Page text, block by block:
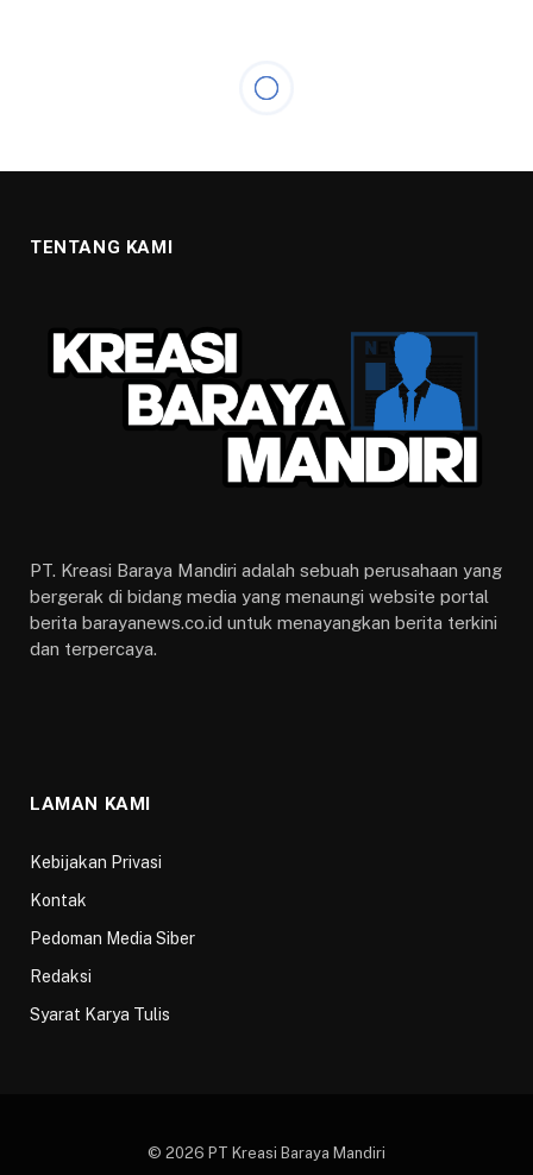
TENTANG KAMI
PT. Kreasi Baraya Mandiri adalah sebuah perusahaan yang
bergerak di bidang media yang menaungi website portal
berita barayanews.co.id untuk menayangkan berita terkini
dan terpercaya.
LAMAN KAMI
Kebijakan Privasi
Kontak
Pedoman Media Siber
Redaksi
Syarat Karya Tulis
© 2026 PT Kreasi Baraya Mandiri